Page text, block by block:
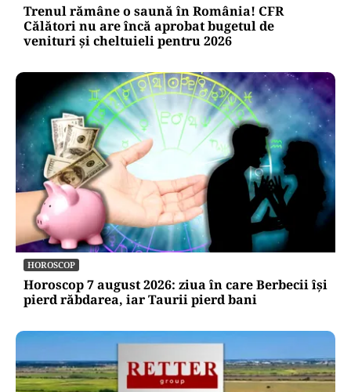
Trenul rămâne o saună în România! CFR
Călători nu are încă aprobat bugetul de
venituri și cheltuieli pentru 2026
HOROSCOP
Horoscop 7 august 2026: ziua în care Berbecii își
pierd răbdarea, iar Taurii pierd bani